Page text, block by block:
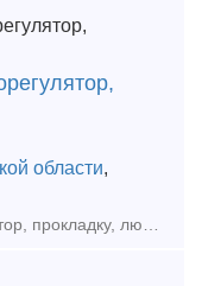
области,
Закупаем АРС – клемму, монорегулятор, прокладку, любые объемы, возможен самовывоз, 9031634363 Алексей Тип предложения: требуется продукция